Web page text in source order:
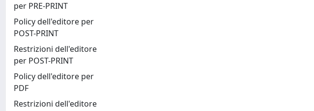
per PRE-PRINT
Policy dell'editore per
POST-PRINT
Restrizioni dell'editore
per POST-PRINT
Policy dell'editore per
PDF
Restrizioni dell'editore